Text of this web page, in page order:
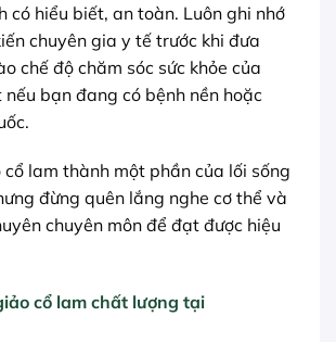
có hiểu biết, an toàn. Luôn ghi nhớ
chuyên gia y tế trước khi đưa
chế độ chăm sóc sức khỏe của
bạn đang có bệnh nền hoặc
lam thành một phần của lối sống
đừng quên lắng nghe cơ thể và
chuyên môn để đạt được hiệu
cổ lam chất lượng tại